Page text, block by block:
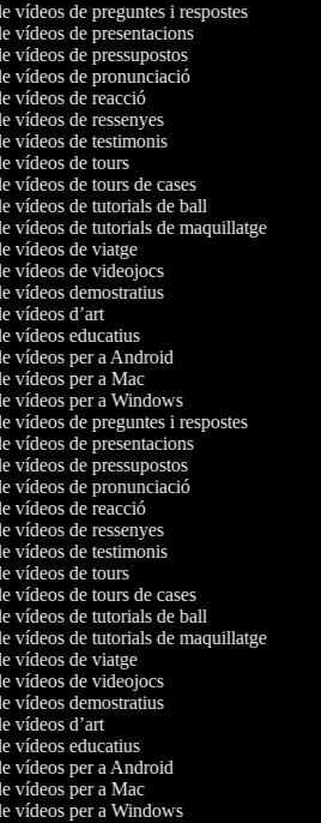
vídeos de preguntes i respostes
vídeos de presentacions
vídeos de pressupostos
vídeos de pronunciació
vídeos de reacció
vídeos de ressenyes
vídeos de testimonis
vídeos de tours
vídeos de tours de cases
vídeos de tutorials de ball
vídeos de tutorials de maquillatge
vídeos de viatge
vídeos de videojocs
vídeos demostratius
vídeos d’art
vídeos educatius
vídeos per a Android
vídeos per a Mac
vídeos per a Windows
vídeos de preguntes i respostes
vídeos de presentacions
vídeos de pressupostos
vídeos de pronunciació
vídeos de reacció
vídeos de ressenyes
vídeos de testimonis
vídeos de tours
vídeos de tours de cases
vídeos de tutorials de ball
vídeos de tutorials de maquillatge
vídeos de viatge
vídeos de videojocs
vídeos demostratius
vídeos d’art
vídeos educatius
vídeos per a Android
vídeos per a Mac
vídeos per a Windows